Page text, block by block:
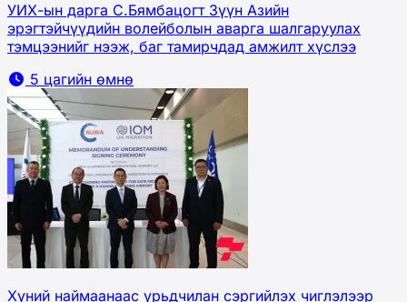
УИХ-ын дарга С.Бямбацогт Зүүн Азийн
эрэгтэйчүүдийн волейболын аварга шалгаруулах
тэмцээнийг нээж, баг тамирчдад амжилт хүслээ
5 цагийн өмнө
Хүний наймаанаас урьдчилан сэргийлэх чиглэлээр